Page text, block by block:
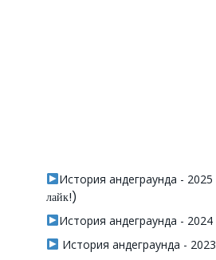
История андеграунда - 2025
лайк!)
История андеграунда - 2024
История андеграунда - 2023